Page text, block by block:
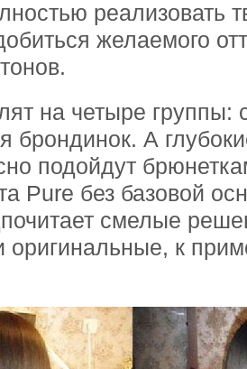
реализовать
желаемого
на четыре группы:
брондинок. А
подойдут
Pure без базовой
смелые
оригинальные, к